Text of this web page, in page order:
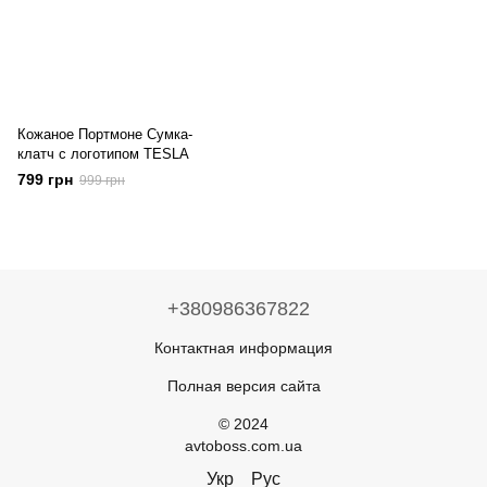
Кожаное Портмоне Сумка-
клатч с логотипом TESLA
799 грн 999 грн
+380986367822
Контактная информация
Полная версия сайта
© 2024
avtoboss.com.ua
Укр Рус